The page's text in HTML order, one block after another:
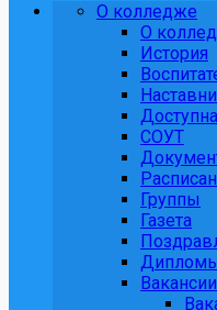
О колледже
О
История
СОУТ
Группы
Газета
Вакансии